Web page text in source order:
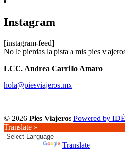
Instagram
[instagram-feed]
No le pierdas la pista a mis pies
LCC. Andrea Carrillo Amaro
hola@piesviajeros.mx
© 2026 Pies Viajeros Powered by
Translate »
Translate